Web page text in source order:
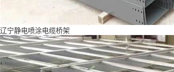
辽宁静电喷涂电缆桥架